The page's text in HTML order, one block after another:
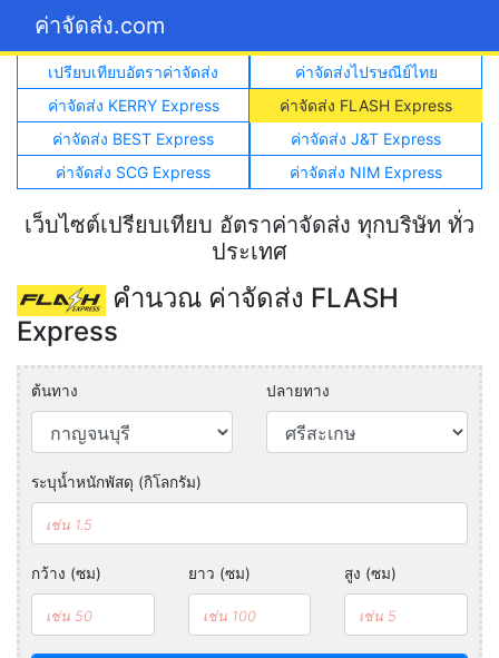
ค่าจัดส่ง.com
เปรียบเทียบอัตราค่าจัดส่ง
ค่าจัดส่งไปรษณีย์ไทย
ค่าจัดส่ง KERRY Express
ค่าจัดส่ง FLASH Express
ค่าจัดส่ง BEST Express
ค่าจัดส่ง J&T Express
ค่าจัดส่ง SCG Express
ค่าจัดส่ง NIM Express
เว็บไซต์เปรียบเทียบ อัตราค่าจัดส่ง ทุกบริษัท ทั่ว
ประเทศ
คำนวณ ค่าจัดส่ง FLASH
Express
ต้นทาง ปลายทาง
ระบุน้ำหนักพัสดุ (กิโลกรัม)
กว้าง (ซม) ยาว (ซม) สูง (ซม)